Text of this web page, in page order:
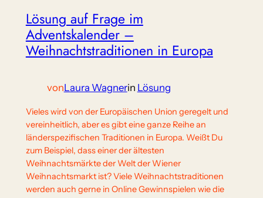
Lösung auf Frage im
Adventskalender –
Weihnachtstraditionen in Europa
vonLaura Wagnerin Lösung
Vieles wird von der Europäischen Union geregelt und
vereinheitlich, aber es gibt eine ganze Reihe an
länderspezifischen Traditionen in Europa. Weißt Du
zum Beispiel, dass einer der ältesten
Weihnachtsmärkte der Welt der Wiener
Weihnachtsmarkt ist? Viele Weihnachtstraditionen
werden auch gerne in Online Gewinnspielen wie die